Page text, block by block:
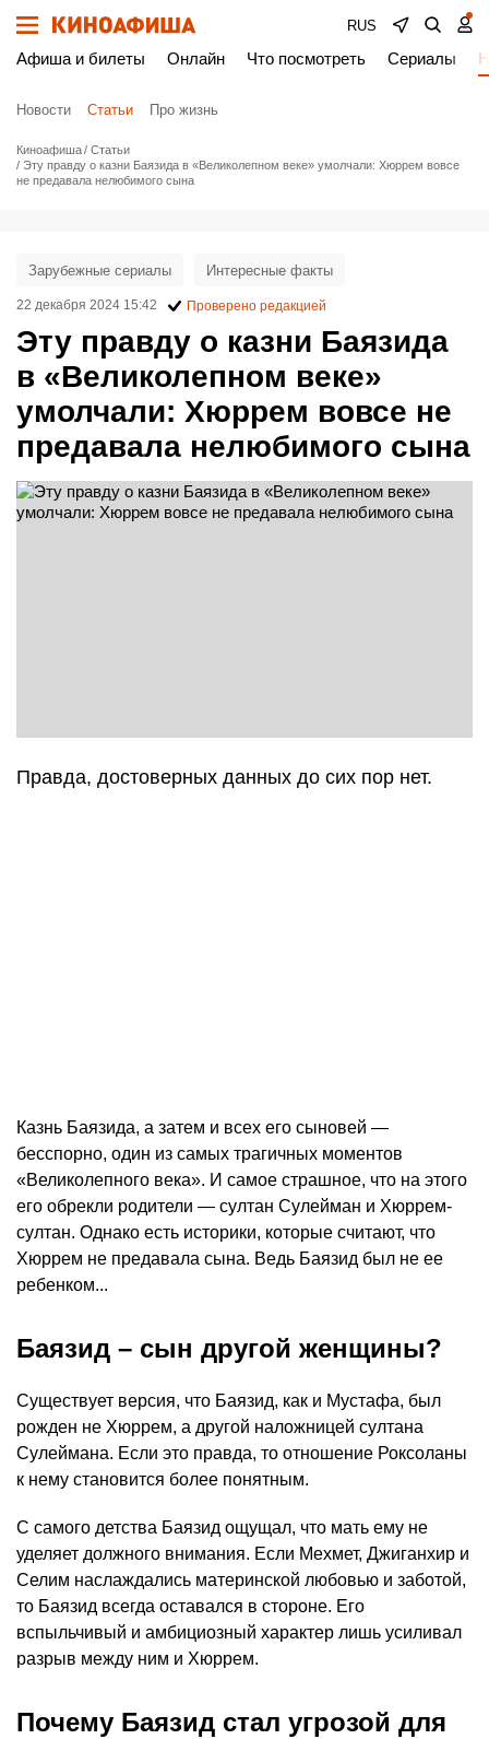
RUS
Афиша и билеты Онлайн Что посмотреть Сериалы
Новости Статьи Про жизнь
Киноафиша
Статьи
Эту правду о казни Баязида в «Великолепном веке» умолчали: Хюррем вовсе
не предавала нелюбимого сына
Эту правду о казни Баязида
в «Великолепном веке»
умолчали: Хюррем вовсе не
предавала нелюбимого сына
Зарубежные сериалы Интересные факты
22 декабря 2024 15:42 Проверено редакцией
Правда, достоверных данных до сих пор нет.
Казнь Баязида, а затем и всех его сыновей —
бесспорно, один из самых трагичных моментов
«Великолепного века». И самое страшное, что на этого
его обрекли родители — султан Сулейман и Хюррем-
султан. Однако есть историки, которые считают, что
Хюррем не предавала сына. Ведь Баязид был не ее
ребенком...
Баязид – сын другой женщины?
Существует версия, что Баязид, как и Мустафа, был
рожден не Хюррем, а другой наложницей султана
Сулеймана. Если это правда, то отношение Роксоланы
к нему становится более понятным.
С самого детства Баязид ощущал, что мать ему не
уделяет должного внимания. Если Мехмет, Джиганхир и
Селим наслаждались материнской любовью и заботой,
то Баязид всегда оставался в стороне. Его
вспыльчивый и амбициозный характер лишь усиливал
разрыв между ним и Хюррем.
Почему Баязид стал угрозой для